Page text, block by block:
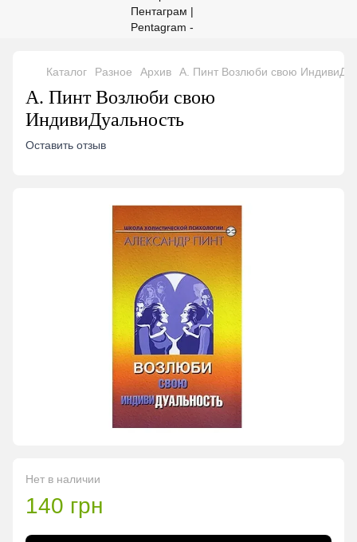
Каталог Разное Архив А. Пинт Возлюби свою
А. Пинт Возлюби свою
ИндивиДуальность
Оставить отзыв
Нет в наличии
140 грн